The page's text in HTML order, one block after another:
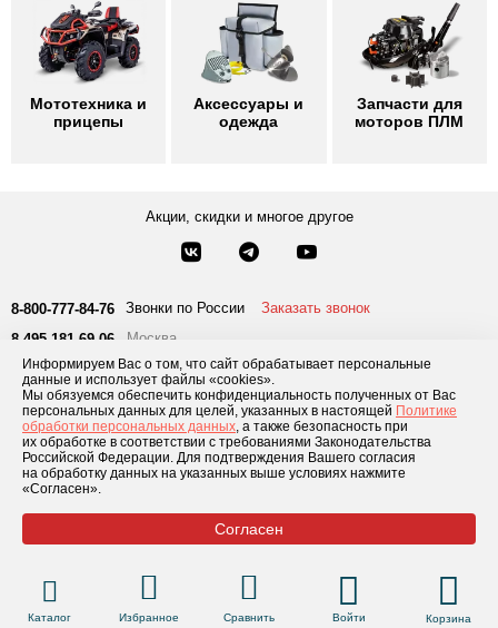
Информируем Вас о том, что сайт обрабатывает персональные
данные и использует файлы «cookies».
Мы обязуемся обеспечить конфиденциальность полученных от Вас
персональных данных для целей, указанных в настоящей Политике
обработки персональных данных, а также безопасность при
их обработке в соответствии с требованиями Законодательства
Российской Федерации. Для подтверждения Вашего согласия
на обработку данных на указанных выше условиях нажмите
«Согласен».
Согласен
Мототехника и
прицепы
Аксессуары и
одежда
Запчасти для
моторов ПЛМ
Акции, скидки и многое другое
8-800-777-84-76 Звонки по России
Заказать звонок
8 495 181-69-06
Москва
Каталог товаров О компании Доставка и оплата Блог
Отзывы
Условия рассрочки
Контакты
Каталог Избранное Сравнить Войти Корзина